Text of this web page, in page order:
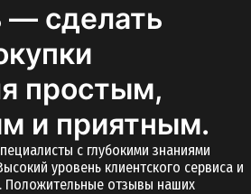
сделать
простым,
и приятным.
с глубокими знаниями
уровень клиентского сервиса и
Положительные отзывы наших